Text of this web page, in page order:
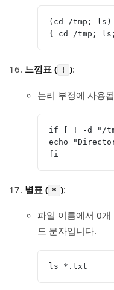
(cd /tmp; ls)
{ cd /tmp; ls;
느낌표 ( ! ):
논리 부정에 사용
if [ ! -d "/
echo
fi
별표 ( * ):
파일 이름에서 0
드 문자입니다.
ls *.txt